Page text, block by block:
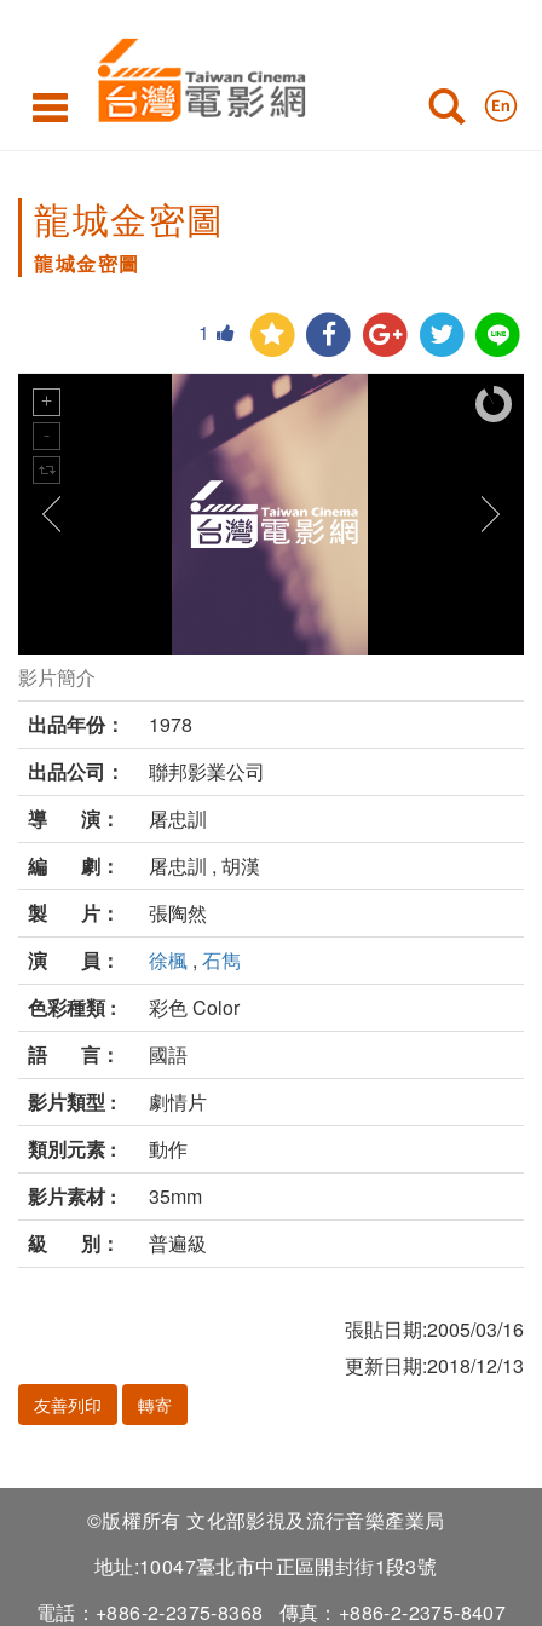
龍城金密圖
龍城金密圖
1
龍城金密圖劇照
影片簡介
出品年份：
1978
出品公司：
聯邦影業公司
導 演：
屠忠訓
編 劇：
屠忠訓 , 胡漢
製 片：
張陶然
演 員：
徐楓 , 石雋
色彩種類 :
彩色 Color
語 言：
國語
影片類型 :
劇情片
類別元素 :
動作
影片素材 :
35mm
級 別：
普遍級
張貼日期:2005/03/16
更新日期:2018/12/13
友善列印 轉寄
©版權所有 文化部影視及流行音樂產業局
地址:10047臺北市中正區開封街1段3號
電話：+886-2-2375-8368
傳真：+886-2-2375-8407